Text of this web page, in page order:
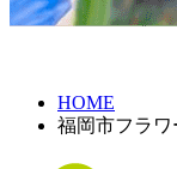
HOME
福岡市フラワ